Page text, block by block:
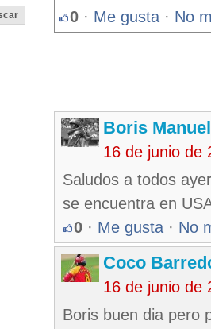
0 · Me gusta · No
Boris
16 de junio de
Saludos a todos
se encuentra en
0 · Me gusta · No
Coco
16 de junio de
Boris buen dia pero